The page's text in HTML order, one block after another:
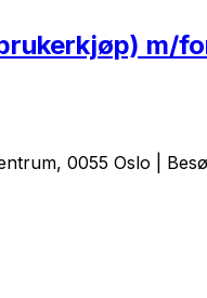
m/
0055 Oslo |